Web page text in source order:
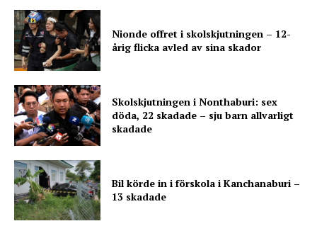
Nionde offret i skolskjutningen – 12-
årig flicka avled av sina skador
Skolskjutningen i Nonthaburi: sex
döda, 22 skadade – sju barn allvarligt
skadade
Bil körde in i förskola i Kanchanaburi –
13 skadade